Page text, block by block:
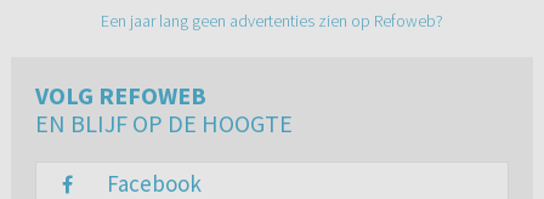
Een jaar lang geen advertenties zien op Refoweb?
VOLG REFOWEB
EN BLIJF OP DE HOOGTE
Facebook